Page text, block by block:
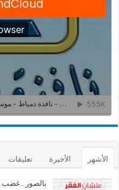
الأشهر الأخيرة تعليقات
بالصور ..غضب